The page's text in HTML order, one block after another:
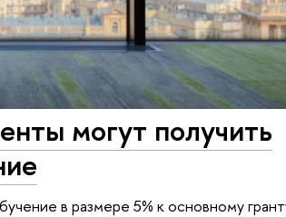
могут получить
в размере 5% к основному